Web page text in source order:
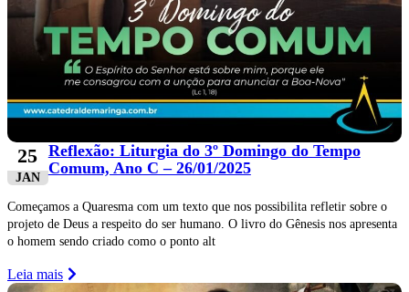
25
JAN
Reflexão: Liturgia do 3º Domingo do Tempo
Comum, Ano C – 26/01/2025
Começamos a Quaresma com um texto que nos possibilita refletir sobre o
projeto de Deus a respeito do ser humano. O livro do Gênesis nos apresenta
o homem sendo criado como o ponto alt
Leia mais